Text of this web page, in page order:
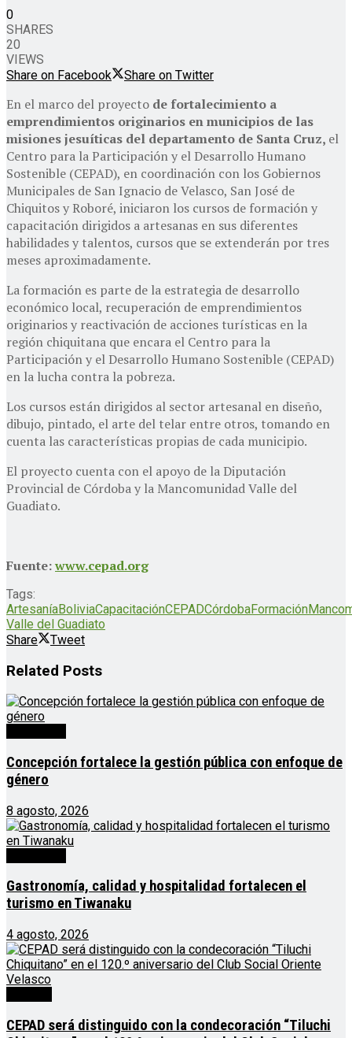
0
SHARES
20
VIEWS
Share on Facebook
Share on Twitter
En el marco del proyecto de fortalecimiento a
emprendimientos originarios en municipios de las
misiones jesuíticas del departamento de Santa Cruz, el
Centro para la Participación y el Desarrollo Humano
Sostenible (CEPAD), en coordinación con los Gobiernos
Municipales de San Ignacio de Velasco, San José de
Chiquitos y Roboré, iniciaron los cursos de formación y
capacitación dirigidos a artesanas en sus diferentes
habilidades y talentos, cursos que se extenderán por tres
meses aproximadamente.
La formación es parte de la estrategia de desarrollo
económico local, recuperación de emprendimientos
originarios y reactivación de acciones turísticas en la
región chiquitana que encara el Centro para la
Participación y el Desarrollo Humano Sostenible (CEPAD)
en la lucha contra la pobreza.
Los cursos están dirigidos al sector artesanal en diseño,
dibujo, pintado, el arte del telar entre otros, tomando en
cuenta las características propias de cada municipio.
El proyecto cuenta con el apoyo de la Diputación
Provincial de Córdoba y la Mancomunidad Valle del
Guadiato.
Fuente:www.cepad.org
Tags:
ArtesaníaBoliviaCapacitaciónCEPADCórdobaFormación
Valle del Guadiato
Share
Tweet
Related Posts
Concepción fortalece la gestión pública con enfoque de
género
8 agosto, 2026
Gastronomía, calidad y hospitalidad fortalecen el
turismo en Tiwanaku
4 agosto, 2026
CEPAD será distinguido con la condecoración “Tiluchi